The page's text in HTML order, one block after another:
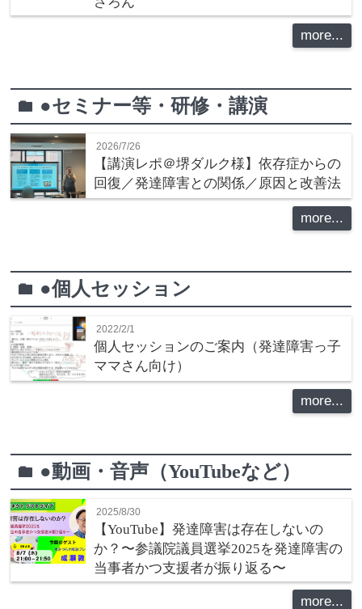
more...
folder ●セミナー等・研修・講演
2026/7/26
【講演レポ＠堺ダルク様】依存症からの
回復／発達障害との関係／原因と改善法
more...
folder ●個人セッション
2022/2/1
個人セッションのご案内（発達障害っ子
ママさん向け）
more...
folder ●動画・音声（YouTubeなど）
2025/8/30
【YouTube】発達障害は存在しないの
か？〜参議院議員選挙2025を発達障害の
当事者かつ支援者が振り返る〜
more...